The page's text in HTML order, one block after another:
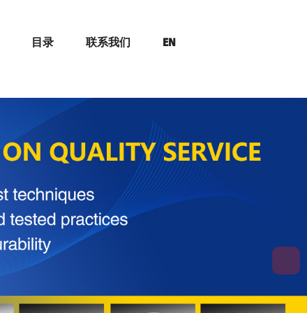
目录 联系我们 EN